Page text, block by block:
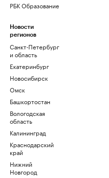
РБК Образование
Новости
регионов
Санкт-Петербург
и область
Екатеринбург
Новосибирск
Омск
Башкортостан
Вологодская
область
Калининград
Краснодарский
край
Нижний
Новгород